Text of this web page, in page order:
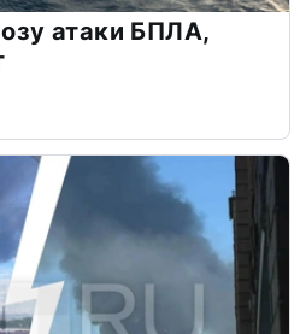
атаки БПЛА,